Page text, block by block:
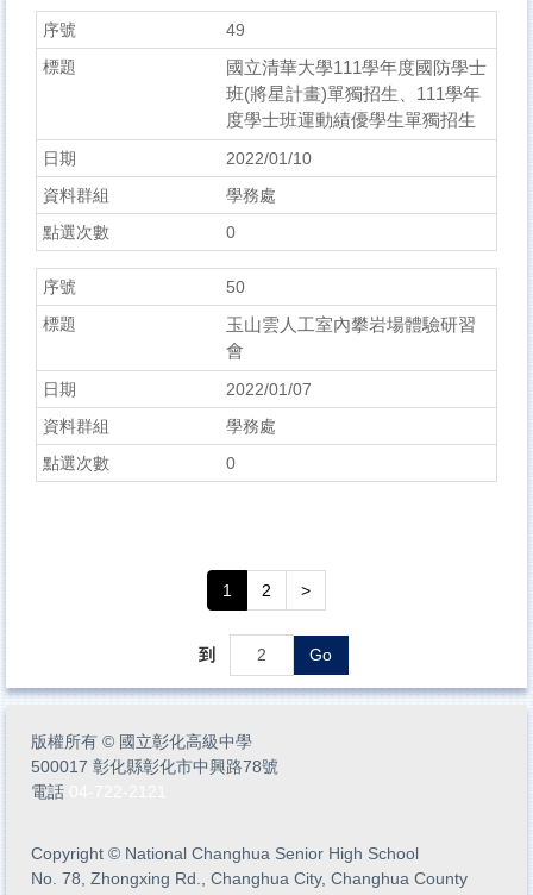
49
國立清華大學111學年度國防學士
班(將星計畫)單獨招生、111學年
度學士班運動績優學生單獨招生
2022/01/10
學務處
0
50
玉山雲人工室內攀岩場體驗研習
會
2022/01/07
學務處
0
1 2 >
到 Go
版權所有 © 國立彰化高級中學
500017 彰化縣彰化市中興路78號
電話
Copyright © National Changhua Senior High School
No. 78, Zhongxing Rd., Changhua City, Changhua County